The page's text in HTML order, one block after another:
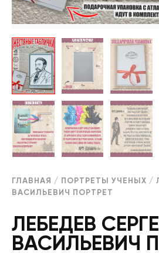
ГЛАВНАЯ / ПОРТРЕТЫ УЧЕНЫХ /
ВАСИЛЬЕВИЧ ПОРТРЕТ
ЛЕБЕДЕВ
ВАСИЛЬЕВИЧ